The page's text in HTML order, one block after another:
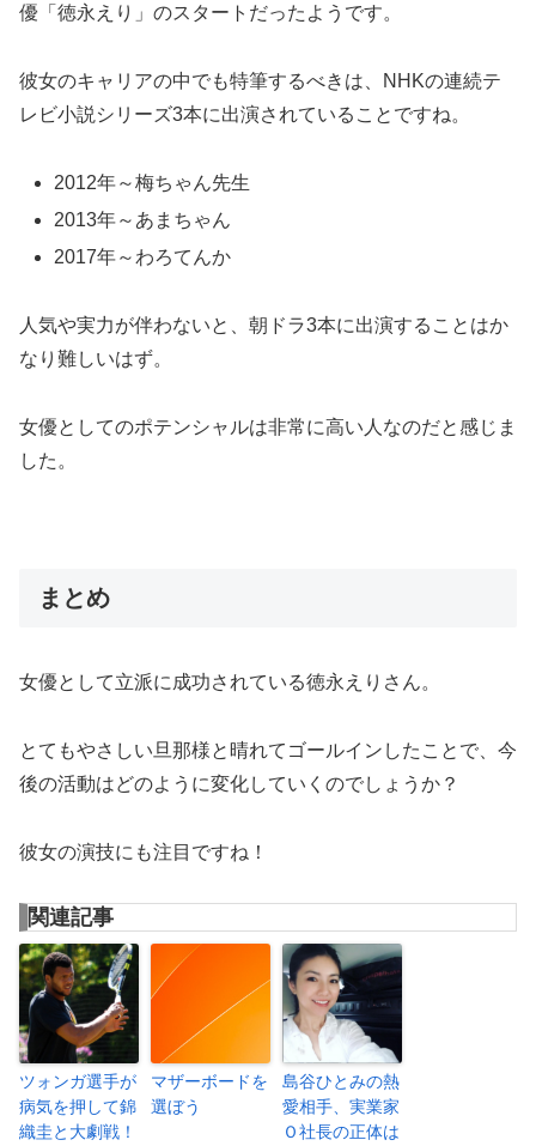
優「徳永えり」のスタートだったようです。
彼女のキャリアの中でも特筆するべきは、NHKの連続テ
レビ小説シリーズ3本に出演されていることですね。
2012年～梅ちゃん先生
2013年～あまちゃん
2017年～わろてんか
人気や実力が伴わないと、朝ドラ3本に出演することはか
なり難しいはず。
女優としてのポテンシャルは非常に高い人なのだと感じま
した。
まとめ
女優として立派に成功されている徳永えりさん。
とてもやさしい旦那様と晴れてゴールインしたことで、今
後の活動はどのように変化していくのでしょうか？
彼女の演技にも注目ですね！
関連記事
ツォンガ選手が
病気を押して錦
織圭と大劇戦！
マザーボードを
選ぼう
島谷ひとみの熱
愛相手、実業家
Ｏ社長の正体は